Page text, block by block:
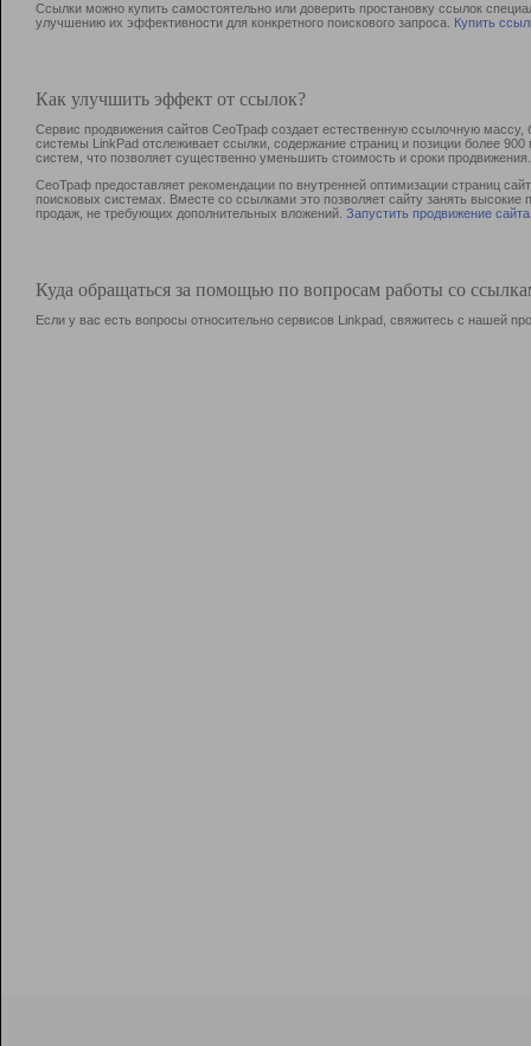
Ссылки можно купить самостоятельно или доверить простановку ссылок
улучшению их эффективности для конкретного поискового запроса. Купить
Как улучшить эффект от ссылок?
Сервис продвижения сайтов СеоТраф создает естественную ссылочную
системы LinkPad отслеживает ссылки, содержание страниц и позиции более
систем, что позволяет существенно уменьшить стоимость и сроки продвижения.
СеоТраф предоставляет рекомендации по внутренней оптимизации страниц
поисковых системах. Вместе со ссылками это позволяет сайту занять
продаж, не требующих дополнительных вложений. Запустить продвижение сайта
Куда обращаться за помощью по вопросам работы со
Если у вас есть вопросы относительно сервисов Linkpad, свяжитесь с нашей